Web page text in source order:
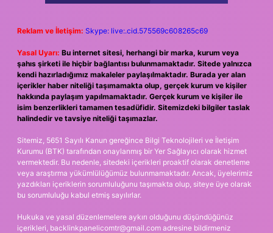
Reklam ve İletişim: Skype: live:.cid.575569c608265c69
Yasal Uyarı: Bu internet sitesi, herhangi bir marka, kurum veya
şahıs şirketi ile hiçbir bağlantısı bulunmamaktadır. Sitede yalnızca
kendi hazırladığımız makaleler paylaşılmaktadır. Burada yer alan
içerikler haber niteliği taşımamakta olup, gerçek kurum ve kişiler
hakkında paylaşım yapılmamaktadır. Gerçek kurum ve kişiler ile
isim benzerlikleri tamamen tesadüfidir. Sitemizdeki bilgiler taslak
halindedir ve tavsiye niteliği taşımazlar.
Sitemiz, 5651 Sayılı Kanun gereğince Bilgi Teknolojileri ve İletişim
Kurumu (BTK) tarafından onaylanmış bir Yer Sağlayıcı olarak hizmet
vermektedir. Bu nedenle, sitedeki içerikleri proaktif olarak denetleme
veya araştırma yükümlülüğümüz bulunmamaktadır. Ancak, üyelerimiz
yazdıkları içeriklerin sorumluluğunu taşımakta olup, siteye üye olarak
bu sorumluluğu kabul etmiş sayılırlar.
Hukuka ve yasal düzenlemelere aykırı olduğunu düşündüğünüz
içerikleri, backlinkpanelicomtr@gmail.com adresine bildirmeniz